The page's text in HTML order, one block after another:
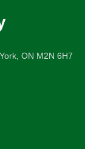
ON M2N 6H7